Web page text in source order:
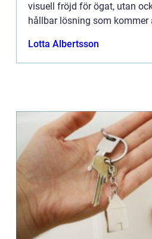
visuell fröjd för ögat, utan
hållbar lösning som kommer
Lotta Albertsson